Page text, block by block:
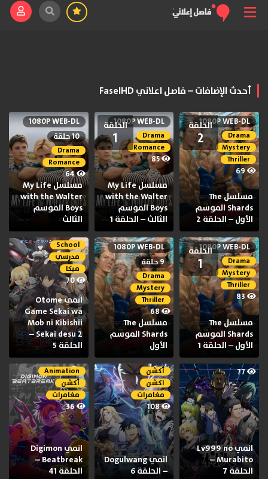
أحدث الإضافات – فاصل اعلاني FaselHD
الحلقة
2
1080P WEB-DL
Drama
Mystery
Thriller
69
مسلسل The
Shards الموسم
الأول – الحلقة 2
الحلقة
1
1080P WEB-DL
Drama
Romance
85
مسلسل My Life
with the Walter
Boys الموسم
الثالث – الحلقة 1
1080P WEB-DL
10 حلقة
Drama
Romance
64
مسلسل My Life
with the Walter
Boys الموسم
الثالث
الحلقة
1
1080P WEB-DL
Drama
Mystery
Thriller
83
مسلسل The
Shards الموسم
الأول – الحلقة 1
1080P WEB-DL
9 حلقة
Drama
Mystery
Thriller
68
مسلسل The
Shards الموسم
الأول
School
مدرسي
ميكا
70
انمي Otome
Game Sekai wa
Mob ni Kibishii
Sekai desu 2 –
الحلقة 5
77
انمي Lv999 no
Murabito –
الحلقة 7
أكشن
اكشن
مغامرات
108
انمي Dogulwang
– الحلقة 6
Animation
أكشن
مغامرات
36
انمي Digimon
Beatbreak –
الحلقة 41